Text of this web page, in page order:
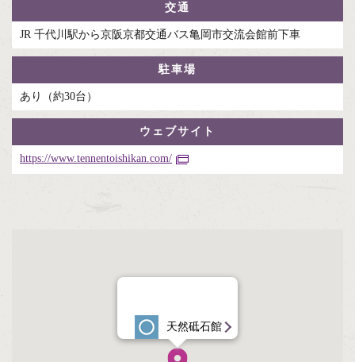
交通
JR 千代川駅から京阪京都交通バス亀岡市交流会館前下車
駐車場
あり（約30台）
ウェブサイト
https://www.tennentoishikan.com/
天然砥石館